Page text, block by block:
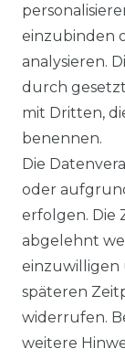
einzubinden
analysieren.
durch
mit Dritten,
benennen.
Die
oder
erfolgen. Die
abgelehnt
einzuwilligen
späteren
widerrufen.
weitere